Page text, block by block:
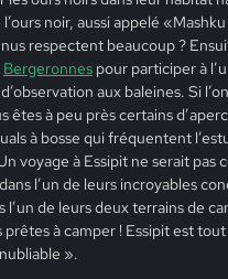
noir, aussi appelé
respectent beaucoup ?
Bergeronnes pour participer à
aux baleines. Si
êtes à peu près certains
à bosse qui fréquentent
voyage à Essipit ne serait pas
l’un de leurs incroyables
l’un de leurs deux terrains de
prêtes à camper ! Essipit est tout
».